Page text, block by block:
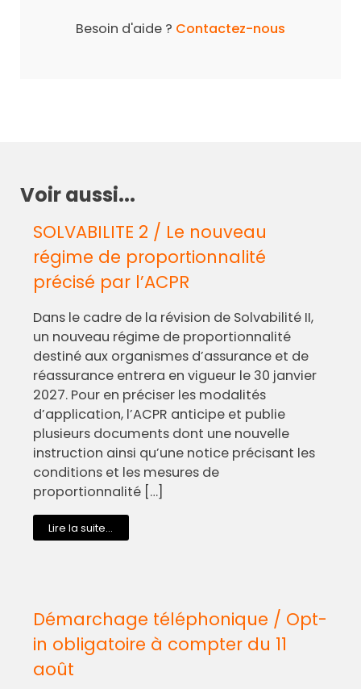
Besoin d'aide ? Contactez-nous
Voir aussi...
SOLVABILITE 2 / Le nouveau
régime de proportionnalité
précisé par l’ACPR
Dans le cadre de la révision de Solvabilité II,
un nouveau régime de proportionnalité
destiné aux organismes d’assurance et de
réassurance entrera en vigueur le 30 janvier
2027. Pour en préciser les modalités
d’application, l’ACPR anticipe et publie
plusieurs documents dont une nouvelle
instruction ainsi qu’une notice précisant les
conditions et les mesures de
proportionnalité […]
Lire la suite...
Démarchage téléphonique / Opt-
in obligatoire à compter du 11
août